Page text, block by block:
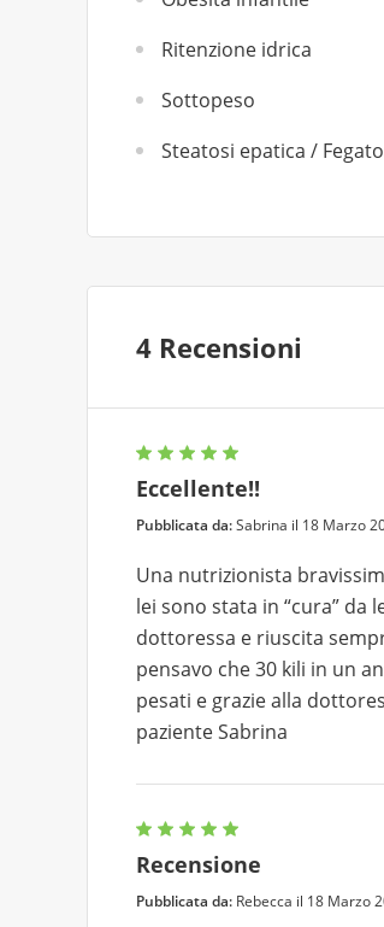
Ritenzione idrica
Sottopeso
Steatosi epatica /
4 Recensioni
Eccellente!!
Pubblicata da:Sabrina il 18 Marzo
Una nutrizionista
lei sono stata in “cura” da
dottoressa e riuscita
pensavo che 30 kili in un
pesati e grazie alla
paziente Sabrina
Recensione
Pubblicata da: Rebecca il 18 Marzo